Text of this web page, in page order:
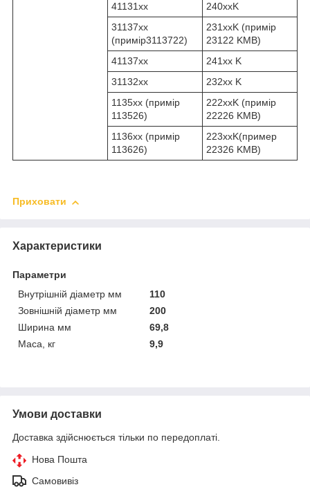
41131xx
240xxK
31137xx
(примір3113722)
231xxK (примір
23122 KMB)
41137xx
241xx K
31132xx
232xx K
1135xx (примір
113526)
222xxK (примір
22226 KMB)
1136xx (примір
113626)
223xxK(пример
22326 KMB)
Приховати
Характеристики
Параметри
Внутрішній діаметр мм
110
Зовнішній діаметр мм
200
Ширина мм
69,8
Маса, кг
9,9
Умови доставки
Доставка здійснюється тільки по передоплаті.
Нова Пошта
Самовивіз